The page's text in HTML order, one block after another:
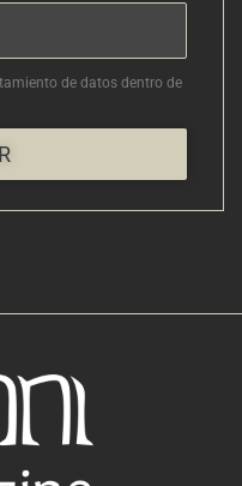
de datos dentro de